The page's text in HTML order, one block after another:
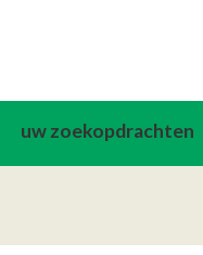
uw zoekopdrachten